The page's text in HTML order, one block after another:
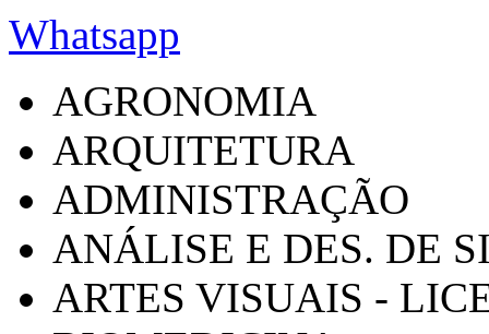
Whatsapp
AGRONOMIA
ARQUITETURA
ADMINISTRAÇÃO
ANÁLISE E DES. DE
ARTES VISUAIS -